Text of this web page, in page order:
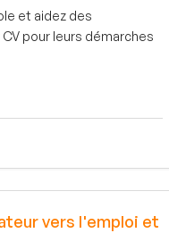
et aidez des
pour leurs démarches
vers l'emploi et